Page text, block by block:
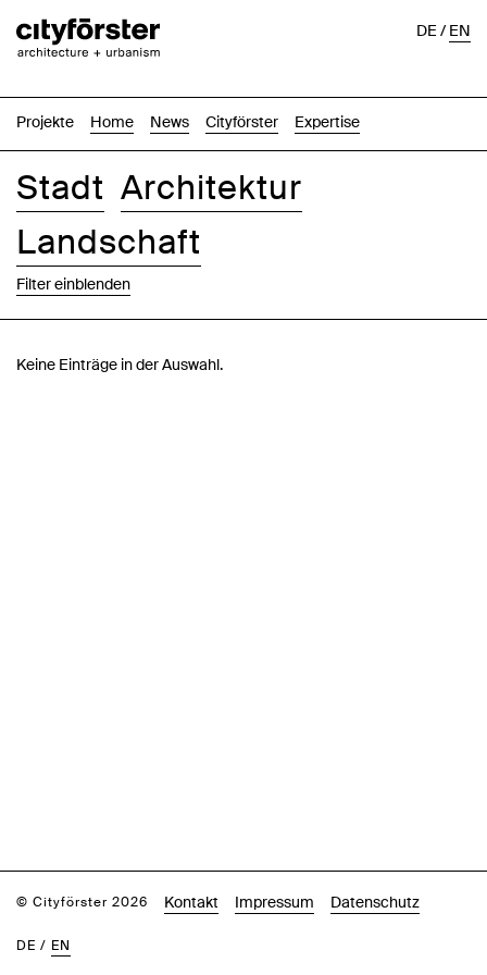
Projekte Home News Cityförster Expertise
DE/EN
Stadt Architektur
Landschaft
Filter einblenden
Keine Einträge in der Auswahl.
© Cityförster 2026 Kontakt Impressum Datenschutz
DE / EN